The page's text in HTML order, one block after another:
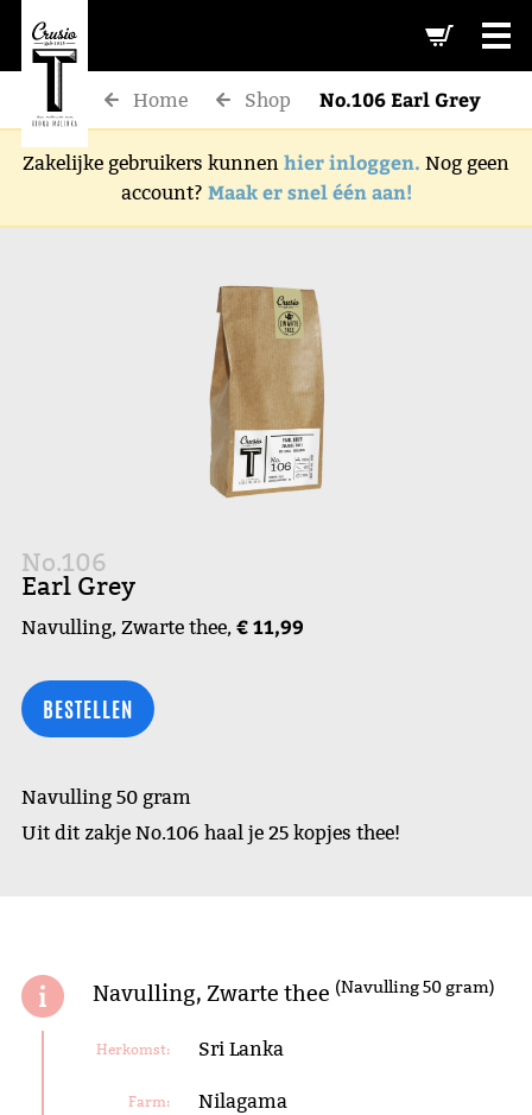
Home Shop No.106 Earl Grey
Zakelijke gebruikers kunnen hier inloggen. Nog geen
account? Maak er snel één aan!
No.106
Earl Grey
Navulling, Zwarte thee, € 11,99
BESTELLEN
Navulling 50 gram
Uit dit zakje No.106 haal je 25 kopjes thee!
Navulling, Zwarte thee (Navulling 50 gram)
Herkomst: Sri Lanka
Farm: Nilagama